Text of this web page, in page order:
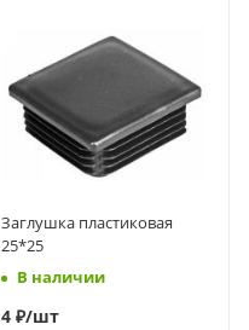
Заглушка пластиковая
25*25
В наличии
4 ₽/шт